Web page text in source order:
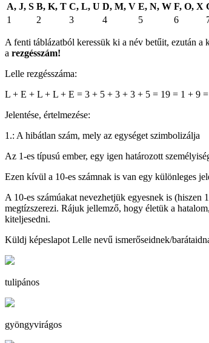
A, J, S B, K, T C, L, U D, M, V E, N, W F, O, X
1
2 3 4 5 6
A fenti táblázatból keressük ki a név betűit, ezután a
a rezgésszám!
Lelle rezgésszáma:
L + E + L + L + E = 3 + 5 + 3 + 3 + 5 = 19 = 1 + 9
Jelentése, értelmezése:
1.: A hibátlan szám, mely az egységet szimbolizálja
Az 1-es típusú ember, egy igen határozott
Ezen kívül a 10-es számnak is van egy különleges
A 10-es számúakat nevezhetjük egyesnek is (hiszen
megtízszerezi. Rájuk jellemző, hogy életük a
kiteljesedni.
Küldj képeslapot Lelle nevű ismerőseidnek/
tulipános
gyöngyvirágos